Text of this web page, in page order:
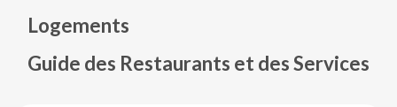
Logements
Guide des Restaurants et des Services